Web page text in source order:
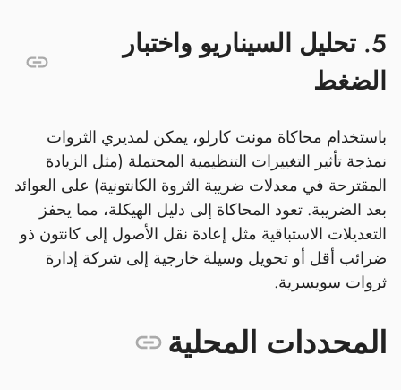
5. تحليل السيناريو واختبار
الضغط
باستخدام محاكاة مونت كارلو، يمكن لمديري الثروات
نمذجة تأثير التغييرات التنظيمية المحتملة (مثل الزيادة
المقترحة في معدلات ضريبة الثروة الكانتونية) على العوائد
بعد الضريبة. تعود المحاكاة إلى دليل الهيكلة، مما يحفز
التعديلات الاستباقية مثل إعادة نقل الأصول إلى كانتون ذو
ضرائب أقل أو تحويل وسيلة خارجية إلى شركة إدارة
ثروات سويسرية.
المحددات المحلية